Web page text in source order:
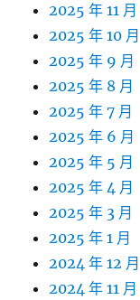
2025 年 11 月
2025 年 10 月
2025 年 9 月
2025 年 8 月
2025 年 7 月
2025 年 6 月
2025 年 5 月
2025 年 4 月
2025 年 3 月
2025 年 1 月
2024 年 12 月
2024 年 11 月